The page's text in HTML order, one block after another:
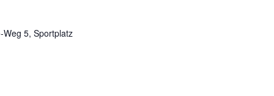
Weg 5, Sportplatz